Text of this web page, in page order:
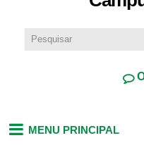
MENU PRINCIPAL